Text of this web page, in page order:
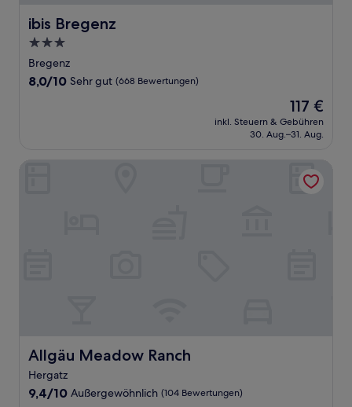
ibis Bregenz
ibis Bregenz
3.0-
Sterne-
Unterkunft
Bregenz
8.0
Bewertungen)
8,0/10 Sehr gut (668 Bewertungen)
Der
Preis
beträgt
117 €
inkl. Steuern & Gebühren
30. Aug.–31. Aug.
Allgäu Meadow Ranch
Allgäu Meadow Ranch
Hergatz
9.4
9,4/10 Außergewöhnlich (104 Bewertungen)